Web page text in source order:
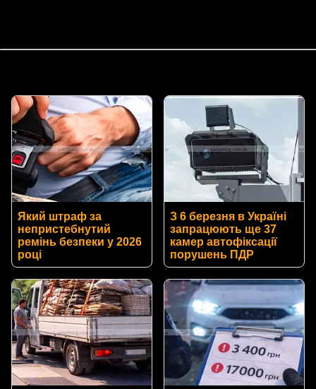
Який штраф за
непристебнутий
ремінь безпеки у 2026
році
З 6 березня в Україні
запрацюють ще 37
камер автофіксації
порушень ПДР